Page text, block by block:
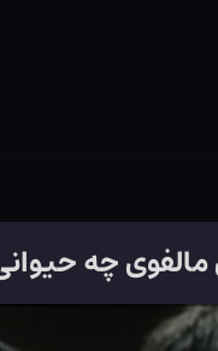
چه حیوانی